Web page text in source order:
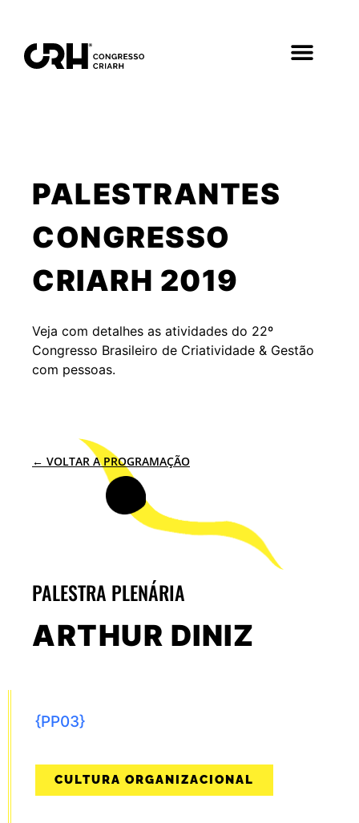
PALESTRANTES
CONGRESSO
CRIARH 2019
Veja com detalhes as atividades do 22º
Congresso Brasileiro de Criatividade & Gestão
com pessoas.
← VOLTAR A PROGRAMAÇÃO
PALESTRA PLENÁRIA
ARTHUR DINIZ
{PP03}
CULTURA ORGANIZACIONAL